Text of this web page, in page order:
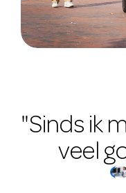
"Sinds ik
veel